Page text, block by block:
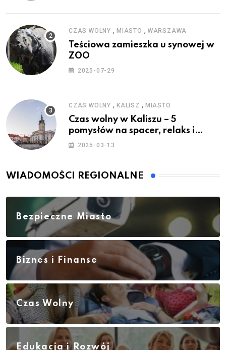
CZAS WOLNY , MIASTO , WARSZAWA
Teściowa zamieszka u synowej w
ZOO
2025-07-29
CZAS WOLNY , KALISZ , MIASTO
Czas wolny w Kaliszu – 5
pomysłów na spacer, relaks i
rodzinne atrakcje
2025-03-13
WIADOMOŚCI REGIONALNE
Bezpieczne Miasto
Biznes i Finanse
Czas Wolny
Edukacja i Rozwój